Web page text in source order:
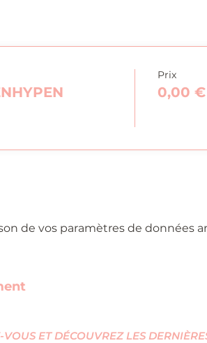
Prix
0,00 €
de vos paramètres de données
ET DÉCOUVREZ LES